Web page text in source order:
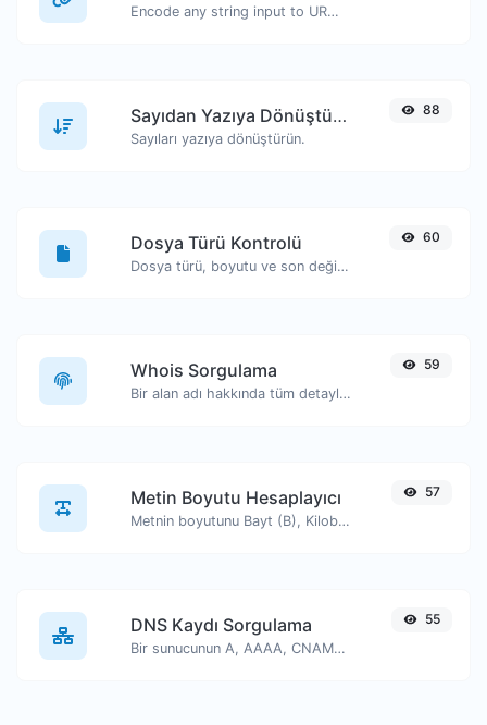
Encode any string input to URL format.
Sayıdan Yazıya Dönüştürücü
Sayıları yazıya dönüştürün.
88
Dosya Türü Kontrolü
Dosya türü, boyutu ve son değiştirilme tarihi gibi bilgileri görüntüleyin.
60
Whois Sorgulama
Bir alan adı hakkında tüm detayları edinin.
59
Metin Boyutu Hesaplayıcı
Metnin boyutunu Bayt (B), Kilobayt (KB) veya Megabayt (MB) cinsinden alın.
57
DNS Kaydı Sorgulama
Bir sunucunun A, AAAA, CNAME, MX, NS, TXT, SOA DNS kayıtlarını bulun.
55